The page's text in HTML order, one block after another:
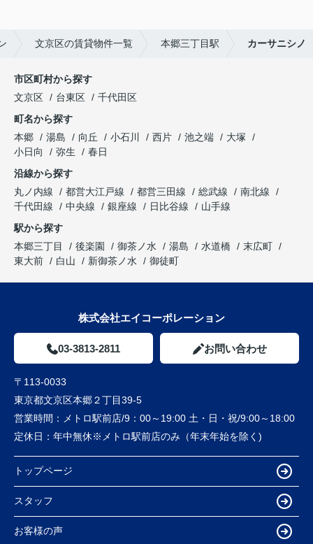
文京区の賃貸物件一覧 本郷三丁目駅 カーサニシノ
市区町村から探す
文京区
台東区
千代田区
町名から探す
本郷
湯島 向丘 小石川 西片 池之端
大塚
小日向
弥生
春日
沿線から探す
丸ノ内線
都営大江戸線 都営三田線 総武線
南北線
千代田線
中央線 銀座線 日比谷線
山手線
駅から探す
本郷三丁目
後楽園 御茶ノ水 湯島 水道橋
末広町
東大前
白山 新御茶ノ水 御徒町
株式会社エイコーポレーション
03-3813-2811 お問い合わせ
〒113-0033
東京都文京区本郷２丁目39-5
営業時間：
メトロ駅前店/9：00～19:00 土・日・祝/9:00～18:00
定休日： 年中無休※メトロ駅前店のみ（年末年始を除く)
トップページ
スタッフ
お客様の声